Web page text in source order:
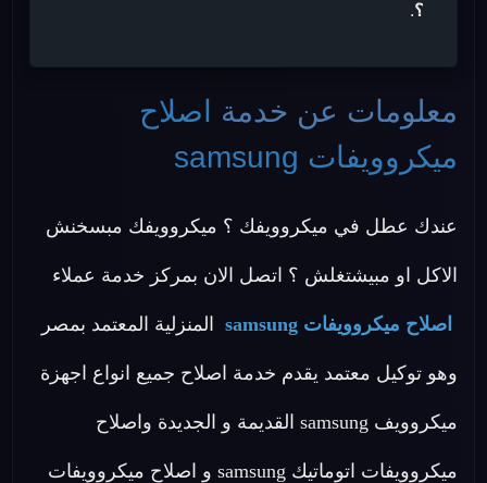
؟.
معلومات عن خدمة
اصلاح
ميكروويفات samsung
عندك عطل في ميكروويفك ؟ ميكروويفك مبسخنش
الاكل او مبيشتغلش ؟ اتصل الان بمركز خدمة عملاء
اصلاح ميكروويفات samsung المنزلية المعتمد بمصر
وهو توكيل معتمد يقدم خدمة اصلاح جميع انواع اجهزة
ميكروويف samsung القديمة و الجديدة واصلاح
ميكروويفات اتوماتيك samsung و اصلاح ميكروويفات